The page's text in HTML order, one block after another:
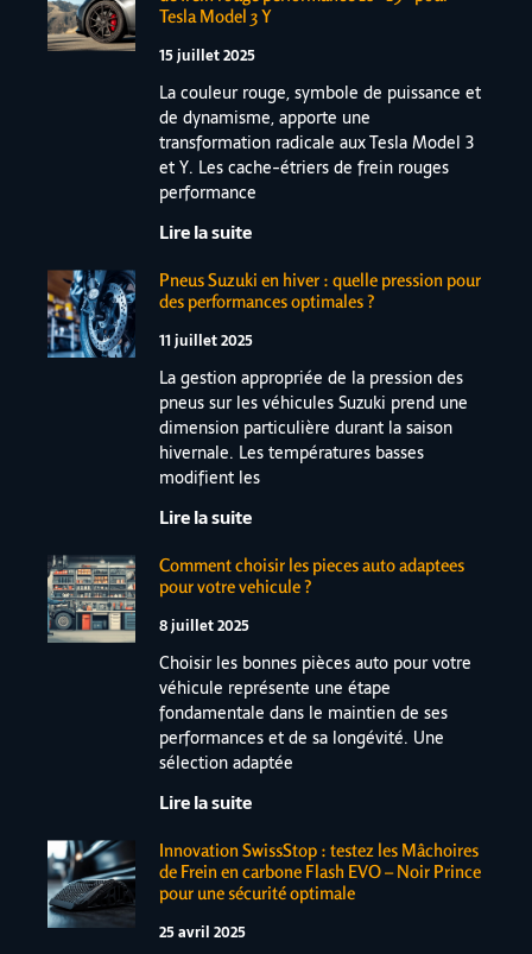
Tesla Model 3 Y
15 juillet 2025
La couleur rouge, symbole de puissance et
de dynamisme, apporte une
transformation radicale aux Tesla Model 3
et Y. Les cache-étriers de frein rouges
performance
Lire la suite
Pneus Suzuki en hiver : quelle pression pour
des performances optimales ?
11 juillet 2025
La gestion appropriée de la pression des
pneus sur les véhicules Suzuki prend une
dimension particulière durant la saison
hivernale. Les températures basses
modifient les
Lire la suite
Comment choisir les pieces auto adaptees
pour votre vehicule ?
8 juillet 2025
Choisir les bonnes pièces auto pour votre
véhicule représente une étape
fondamentale dans le maintien de ses
performances et de sa longévité. Une
sélection adaptée
Lire la suite
Innovation SwissStop : testez les Mâchoires
de Frein en carbone Flash EVO – Noir Prince
pour une sécurité optimale
25 avril 2025